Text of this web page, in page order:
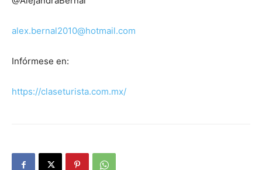
alex.bernal2010@hotmail.com
Infórmese en:
https://claseturista.com.mx/